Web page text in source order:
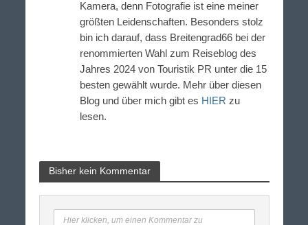
Kamera, denn Fotografie ist eine meiner
größten Leidenschaften. Besonders stolz
bin ich darauf, dass Breitengrad66 bei der
renommierten Wahl zum Reiseblog des
Jahres 2024 von Touristik PR unter die 15
besten gewählt wurde. Mehr über diesen
Blog und über mich gibt es HIER zu
lesen.
Bisher kein Kommentar
Hier klicken, um einen Kommentar zu